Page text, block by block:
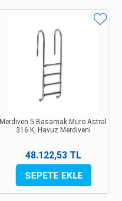
Merdiven 5 Basamak Muro Astral
316 K, Havuz Merdiveni
48.122,53 TL